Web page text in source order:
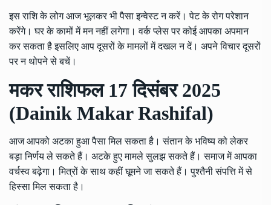
इस राशि के लोग आज भूलकर भी पैसा इन्वेस्ट न करें। पेट के रोग परेशान
करेंगे। घर के कामों में मन नहीं लगेगा। वर्क प्लेस पर कोई आपका अपमान
कर सकता है इसलिए आप दूसरों के मामलों में दखल न दें। अपने विचार दूसरों
पर न थोपने से बचें।
मकर राशिफल 17 दिसंबर 2025
(Dainik Makar Rashifal)
आज आपको अटका हुआ पैसा मिल सकता है। संतान के भविष्य को लेकर
बड़ा निर्णय ले सकते हैं। अटके हुए मामले सुलझ सकते हैं। समाज में आपका
वर्चस्व बढ़ेगा। मित्रों के साथ कहीं घूमने जा सकते हैं। पुश्तैनी संपत्ति में से
हिस्सा मिल सकता है।